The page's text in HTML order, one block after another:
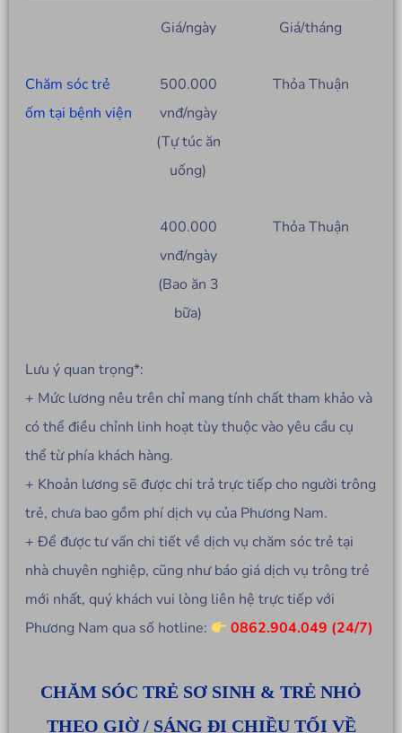
Giá/ngày Giá/tháng
Chăm sóc trẻ
ốm tại bệnh viện
500.000
vnđ/ngày
(Tự túc ăn
uống)
Thỏa Thuận
400.000
vnđ/ngày
(Bao ăn 3
bữa)
Thỏa Thuận
Lưu ý quan trọng*:
+ Mức lương nêu trên chỉ mang tính chất tham khảo và
có thể điều chỉnh linh hoạt tùy thuộc vào yêu cầu cụ
thể từ phía khách hàng.
+ Khoản lương sẽ được chi trả trực tiếp cho người trông
trẻ, chưa bao gồm phí dịch vụ của Phương Nam.
+ Để được tư vấn chi tiết về dịch vụ chăm sóc trẻ tại
nhà chuyên nghiệp, cũng như báo giá dịch vụ trông trẻ
mới nhất, quý khách vui lòng liên hệ trực tiếp với
Phương Nam qua số hotline:
0862.904.049 (24/7)
CHĂM SÓC TRẺ SƠ SINH & TRẺ NHỎ
THEO GIỜ / SÁNG ĐI CHIỀU TỐI VỀ